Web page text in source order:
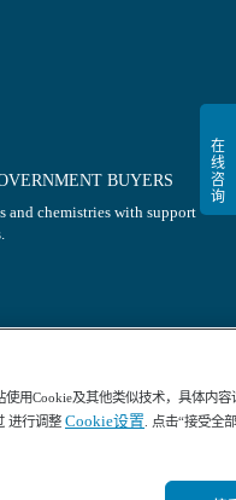
BUYERS
and chemistries with support
沪ICP备13034148号-4/
急管危经许[2023]201871
使用Cookie及其他类似技术，具体内
进行调整 Cookie设置. 点击“接受全